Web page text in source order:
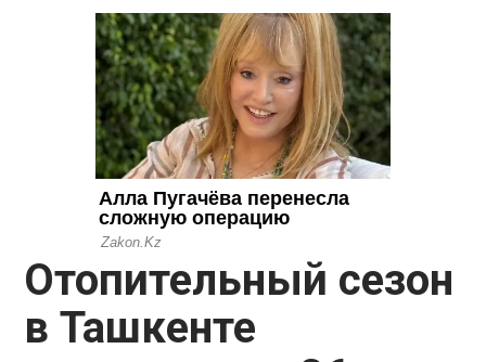
Отопительный сезон
в Ташкенте